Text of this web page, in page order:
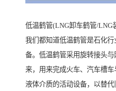
低温鹤管(LNG卸车鹤管/LNG
我们都知道低温鹤管是石化
备。低温鹤管采用旋转接头
来，用来完成火车、汽车槽
液体介质的活动设备，以替